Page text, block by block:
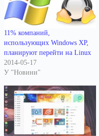
11% компаний,
использующих Windows XP,
планируют перейти на Linux
2014-05-17
У "Новини"